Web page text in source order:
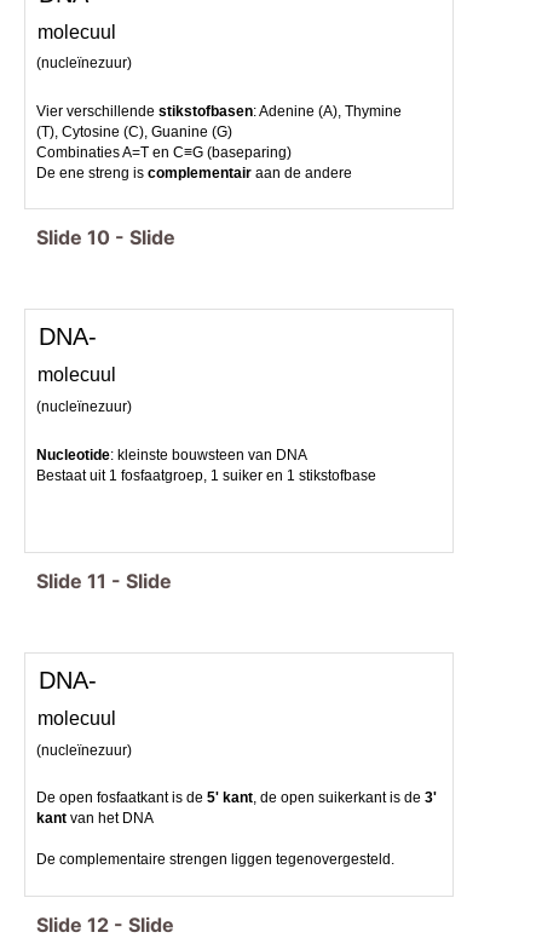
Vier verschillendestikstofbasen: Adenine (A), Thymine
(T), Cytosine (C), Guanine (G)
Combinaties A=T en C≡G (baseparing)
De ene streng iscomplementairaan de andere
molecuul
(nucleïnezuur)
Slide 10 - Slide
Nucleotide: kleinste bouwsteen van DNA
Bestaat uit 1 fosfaatgroep, 1 suiker en 1 stikstofbase
DNA-
molecuul
(nucleïnezuur)
Slide 11 - Slide
De open fosfaatkant is de5' kant, de open suikerkant is de3'
kant van het DNA
De complementaire strengen liggen tegenovergesteld.
DNA-
molecuul
(nucleïnezuur)
Slide 12 - Slide